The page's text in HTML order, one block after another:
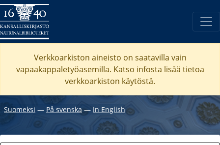
Verkkoarkiston aineisto on saatavilla vain
vapaakappaletyöasemilla. Katso infosta lisää tietoa
verkkoarkiston käytöstä.
Suomeksi ― På svenska― In English